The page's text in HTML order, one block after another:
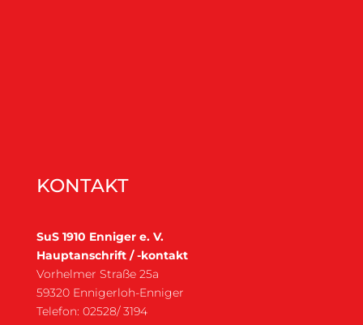
KONTAKT
SuS 1910 Enniger e. V.
Hauptanschrift / -kontakt
Vorhelmer Straße 25a
59320 Ennigerloh-Enniger
Telefon: 02528/ 3194